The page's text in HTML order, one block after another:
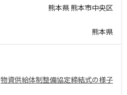
熊本県 熊本市中央区
熊本県
物資供給体制整備協定締結式の様子